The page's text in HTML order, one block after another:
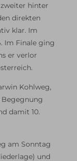
hinter
direkten
klar. Im
Im Finale ging
er verlor
Kohlweg,
Begegnung
damit 10.
am Sonntag
und